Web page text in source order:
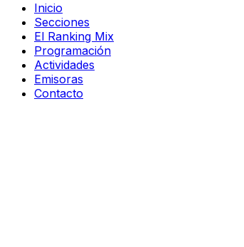
Inicio
Secciones
El Ranking Mix
Programación
Actividades
Emisoras
Contacto